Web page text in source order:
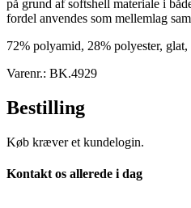
på grund af softshell materiale i
fordel anvendes som mellemlag
72% polyamid, 28% polyester,
Varenr.: BK.4929
Bestilling
Køb kræver et kundelogin.
Kontakt os allerede i dag